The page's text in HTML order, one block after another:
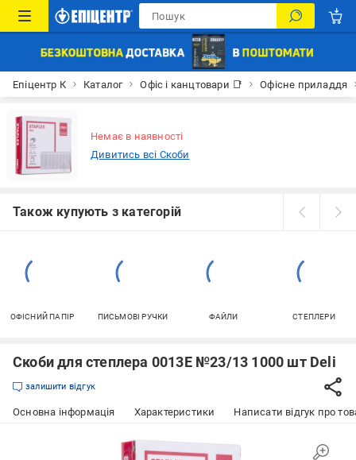
Епіцентр К Каталог Офіс і канцтовари 📑 Офісне приладдя
Немає в наявності
Дивитись всі Скоби
Також купують з категорій
ОФІСНИЙ ПАПІР ПИСЬМОВІ РУЧКИ ФАЙЛИ СТЕПЛЕРИ
Скоби для степлера 0013Е №23/13 1000 шт Deli
залишити відгук
Основна інформація Характеристики Написати відгук про